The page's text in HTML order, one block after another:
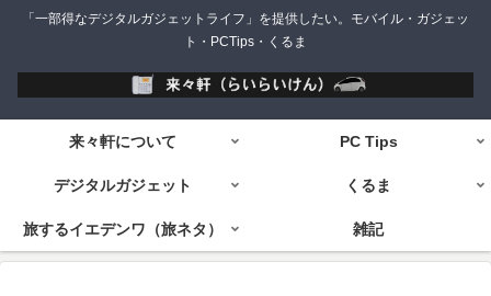
「一部得なデジタルガジェットライフ」を提供したい。モバイル・ガジェッ
ト・PCTips・くるま
来々軒について PC Tips
デジタルガジェット くるま
旅するイエデンワ（旅ネタ） 雑記